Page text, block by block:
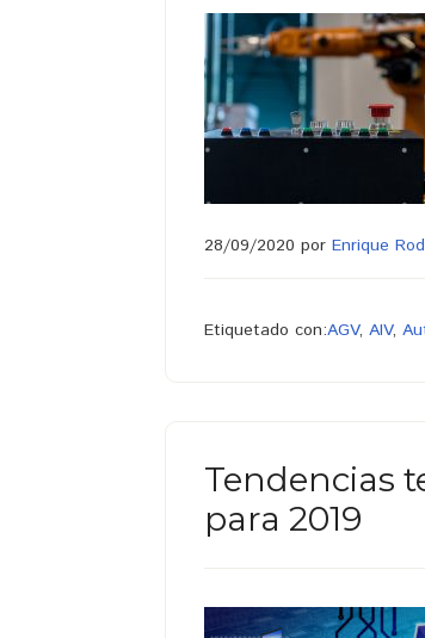
28/09/2020 por Enrique
Etiquetado con:AGV, AIV,
Tendencias
para 2019